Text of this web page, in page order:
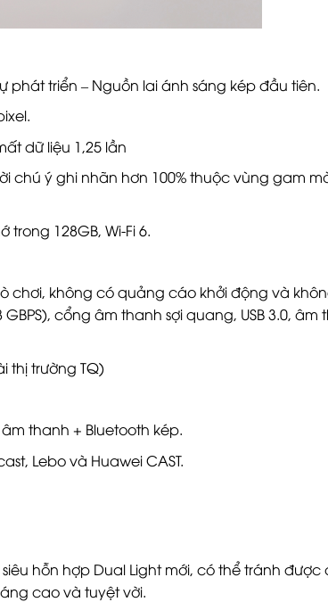
phát triển – Nguồn lai ánh sáng kép đầu tiên.
dữ liệu 1,25 lần
chú ý ghi nhãn hơn 100% thuộc vùng gam
trong 128GB, Wi-Fi 6.
chơi, không có quảng cáo khởi động và
cổng âm thanh sợi quang, USB 3.0, âm
thị trường TQ)
thanh + Bluetooth kép.
Lebo và Huawei CAST.
hỗn hợp Dual Light mới, có thể tránh
cao và tuyệt vời.